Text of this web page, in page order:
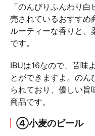
「のんびりふんわり
売されているおすすめ
ルーティーな香りと
です。
IBUは16なので、苦味
とができますよ。の
られており、優しい旨
商品です。
④小麦のビール